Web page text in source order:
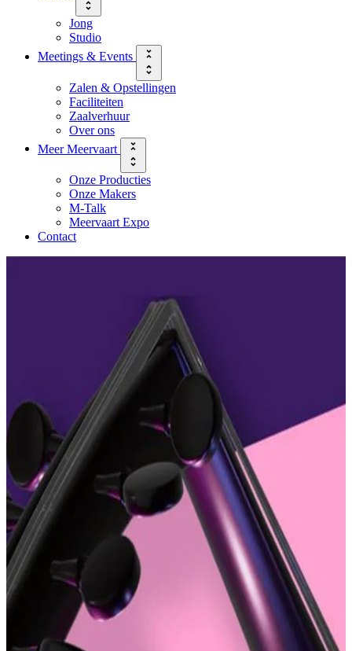
Jong
Studio
Meetings & Events
Zalen & Opstellingen
Faciliteiten
Zaalverhuur
Over ons
Meer Meervaart
Onze Producties
Onze Makers
M-Talk
Meervaart Expo
Contact